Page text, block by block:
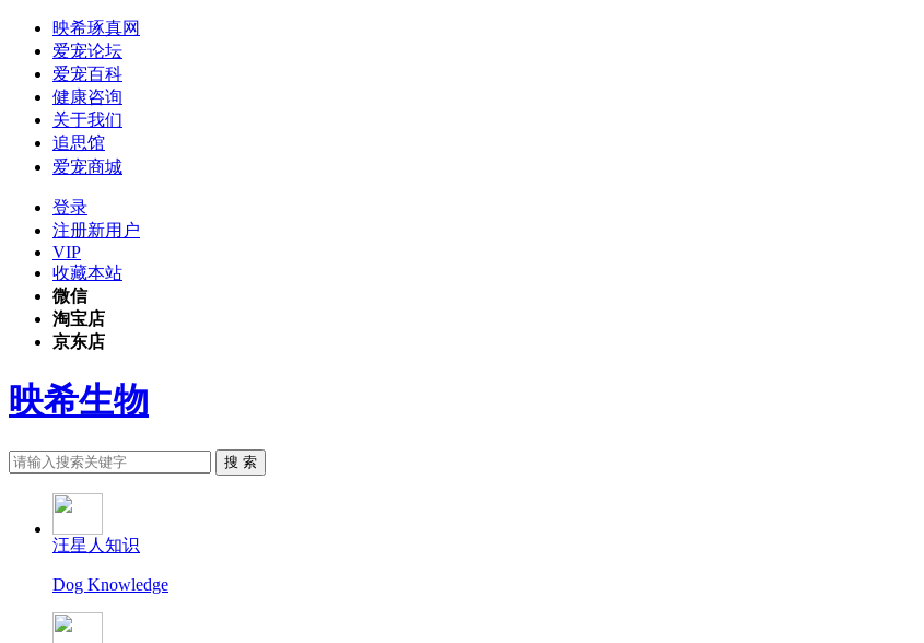
映希琢真网
爱宠论坛
爱宠百科
健康咨询
关于我们
追思馆
爱宠商城
登录
注册新用户
VIP
收藏本站
微信
淘宝店
京东店
映希生物
汪星人知识
Dog Knowledge